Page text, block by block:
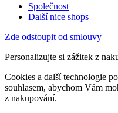
Společnost
Další nice shops
Zde odstoupit od smlouvy
Personalizujte si zážitek z
Cookies a další technologie
souhlasem, abychom Vám
z nakupování.